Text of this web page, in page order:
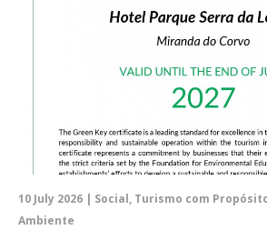
10 July 2026 | Social, Turismo com
Ambiente